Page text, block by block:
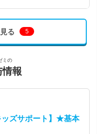
る 5
ミの
報
ッズサポート】★基本